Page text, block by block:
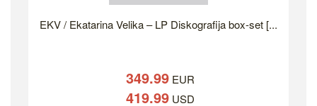
EKV / Ekatarina Velika – LP Diskografija box-set [...
349.99 EUR
419.99 USD